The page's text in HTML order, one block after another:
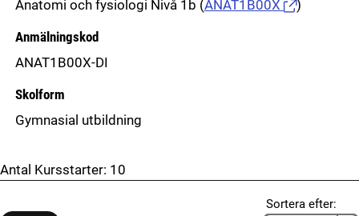
Anatomi och fysiologi Nivå 1b (ANAT1B00X )
Anmälningskod
ANAT1B00X-DI
Skolform
Gymnasial utbildning
Antal Kursstarter: 10
Sortera efter: